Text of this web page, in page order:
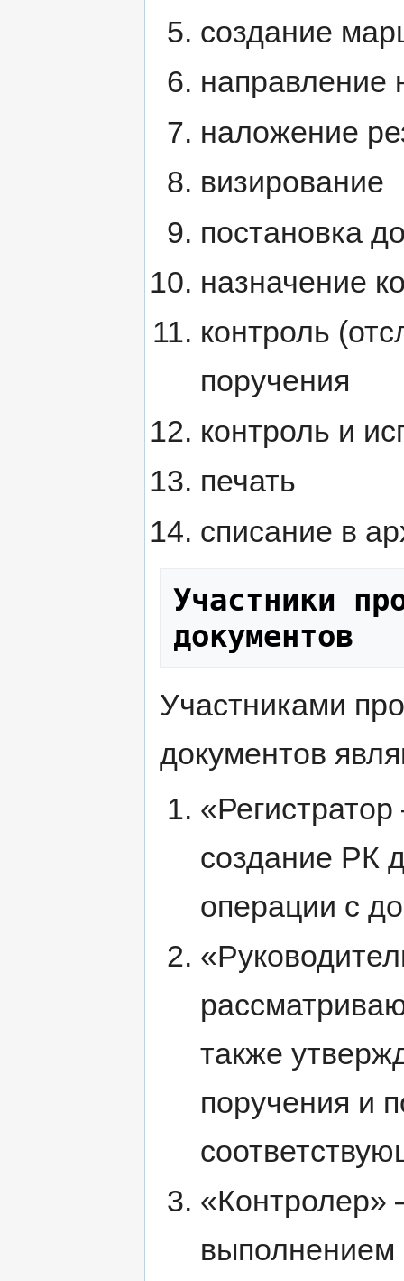
создание
направление
наложение
визирование
постановка
назначение
контроль
поручения
контроль и
печать
списание в
Участники
документов
Участниками
документов
создание РК
операции с
также
поручения и
«Контролер»
выполнением